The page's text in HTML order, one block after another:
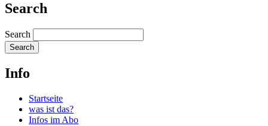
Search
Search
Info
Startseite
was ist das?
Infos im Abo